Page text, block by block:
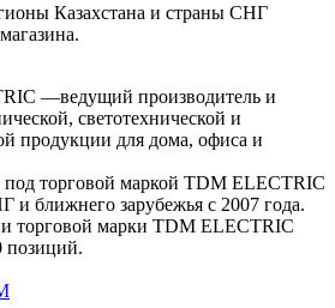
Казахстана и страны СНГ
—ведущий производитель и
светотехнической и
продукции для дома, офиса и
торговой маркой TDM ELECTRIC
ближнего зарубежья с 2007 года.
торговой марки TDM ЕLECTRIC
позиций.